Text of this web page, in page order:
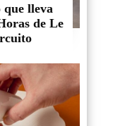
que lleva
de Le